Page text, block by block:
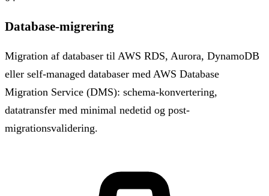
Database-migrering
Migration af databaser til AWS RDS, Aurora, DynamoDB
eller self-managed databaser med AWS Database
Migration Service (DMS): schema-konvertering,
datatransfer med minimal nedetid og post-
migrationsvalidering.